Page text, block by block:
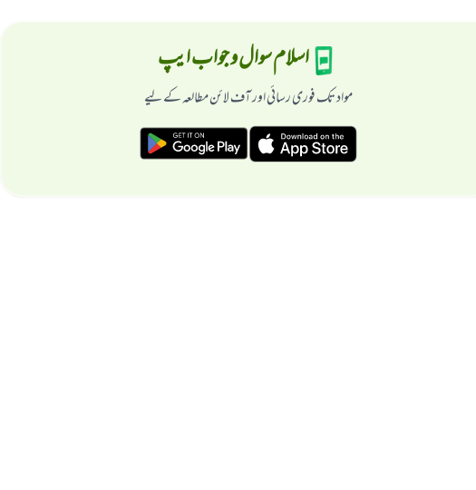
اسلام سوال و جواب ایپ
مواد تک فوری رسائی اور آف لائن مطالعہ کے لیے